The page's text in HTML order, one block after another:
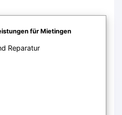
für Mietingen
Reparatur